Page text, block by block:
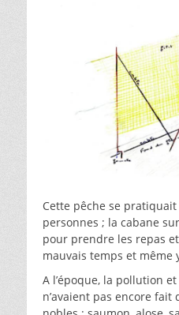
Cette pêche se
personnes ; la cabane
pour prendre les repas
mauvais temps et même
A l’époque, la pollution
n’avaient pas encore